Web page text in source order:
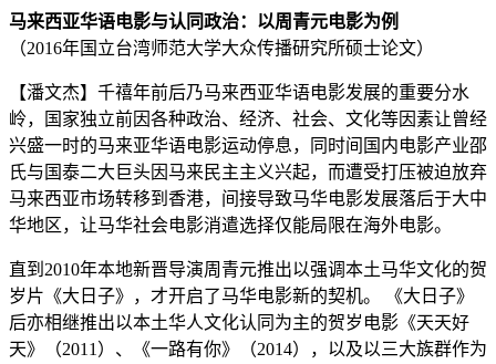
马来西亚华语电影与认同政治：以周青元电影为例
（2016年国立台湾师范大学大众传播研究所硕士论文）
【潘文杰】千禧年前后乃马来西亚华语电影发展的重要分水
岭，国家独立前因各种政治、经济、社会、文化等因素让曾经
兴盛一时的马来亚华语电影运动停息，同时间国内电影产业邵
氏与国泰二大巨头因马来民主主义兴起，而遭受打压被迫放弃
马来西亚市场转移到香港，间接导致马华电影发展落后于大中
华地区，让马华社会电影消遣选择仅能局限在海外电影。
直到2010年本地新晋导演周青元推出以强调本土马华文化的贺
岁片《大日子》，才开启了马华电影新的契机。 《大日子》
后亦相继推出以本土华人文化认同为主的贺岁电影《天天好
天》（2011）、《一路有你》（2014），以及以三大族群作为